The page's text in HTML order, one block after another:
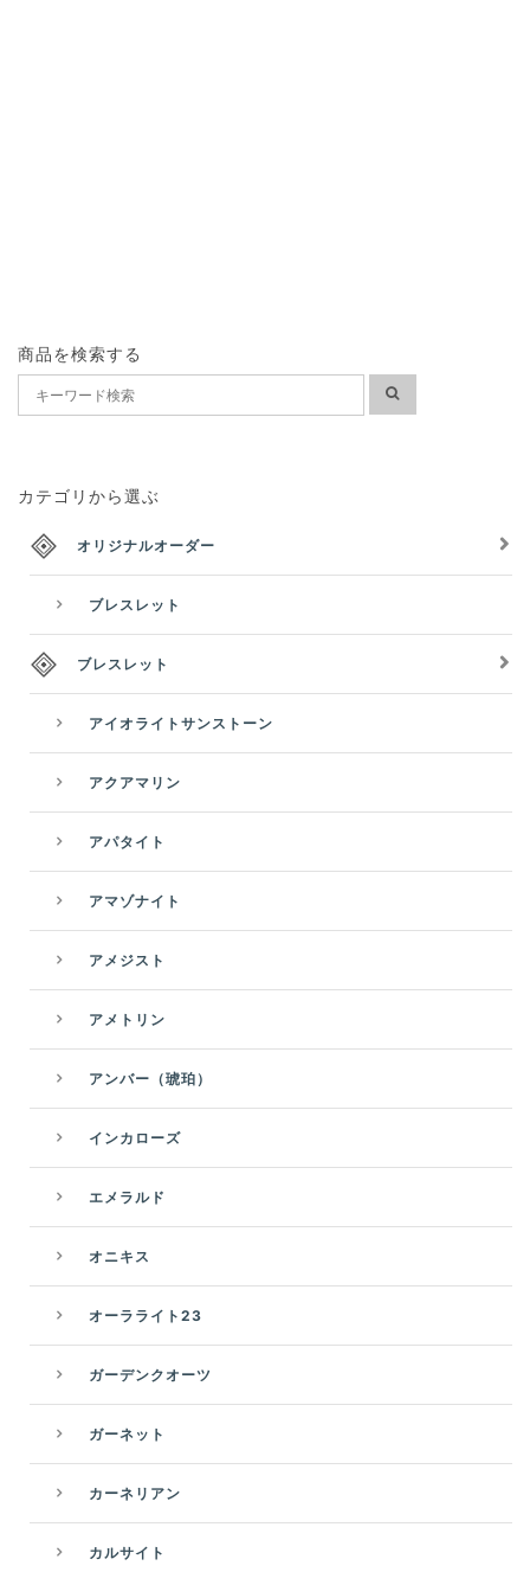
商品を検索する
カテゴリから選ぶ
オリジナルオーダー
ブレスレット
ブレスレット
アイオライトサンストーン
アクアマリン
アパタイト
アマゾナイト
アメジスト
アメトリン
アンバー（琥珀）
インカローズ
エメラルド
オニキス
オーラライト23
ガーデンクオーツ
ガーネット
カーネリアン
カルサイト